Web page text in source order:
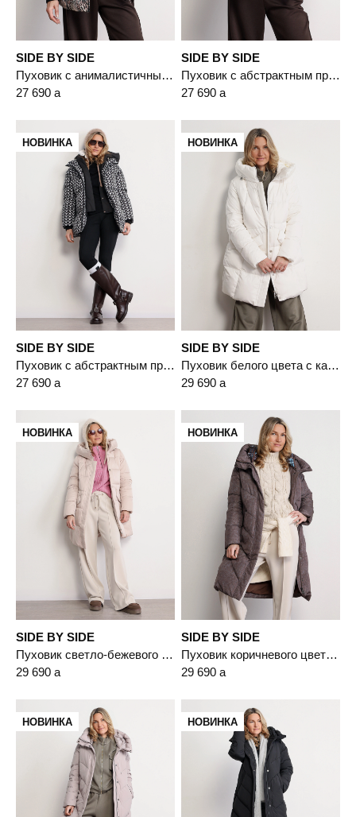
SIDE BY SIDE
Пуховик с анималистичным принтом цвета мульти с капюшоном-манишкой
27 690 a
SIDE BY SIDE
Пуховик с абстрактным принтом цвета мульти с капюшоном-манишкой
27 690 a
НОВИНКА
SIDE BY SIDE
Пуховик с абстрактным принтом черного цвета с капюшоном-манишкой
27 690 a
НОВИНКА
SIDE BY SIDE
Пуховик белого цвета с капюшоном
29 690 a
НОВИНКА
SIDE BY SIDE
Пуховик светло-бежевого цвета с капюшоном
29 690 a
НОВИНКА
SIDE BY SIDE
Пуховик коричневого цвета с двойным капюшоном
29 690 a
НОВИНКА НОВИНКА